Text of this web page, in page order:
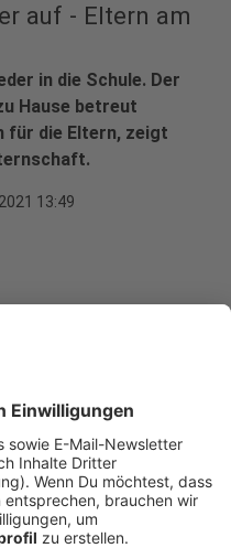
auf - Eltern am
in die Schule. Der
Hause betreut
für die Eltern, zeigt
13:49
Schüler in NRW hat
profitieren
in NRW gibt es
Was ist also mit dem
Mensch weiß, wann
regelmäßig in die Schule
große Probleme. Wie